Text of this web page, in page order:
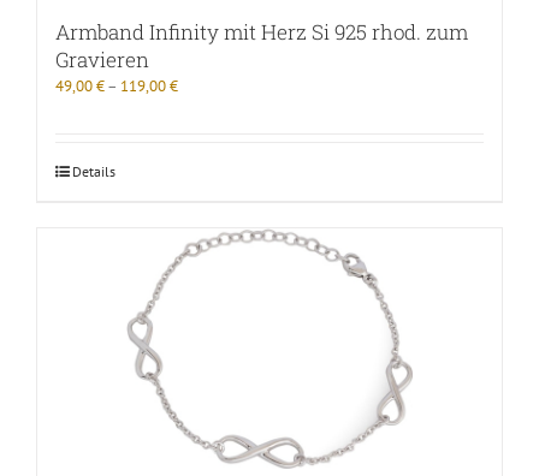
Armband Infinity mit Herz Si 925 rhod. zum
Gravieren
49,00€– 119,00€
Details